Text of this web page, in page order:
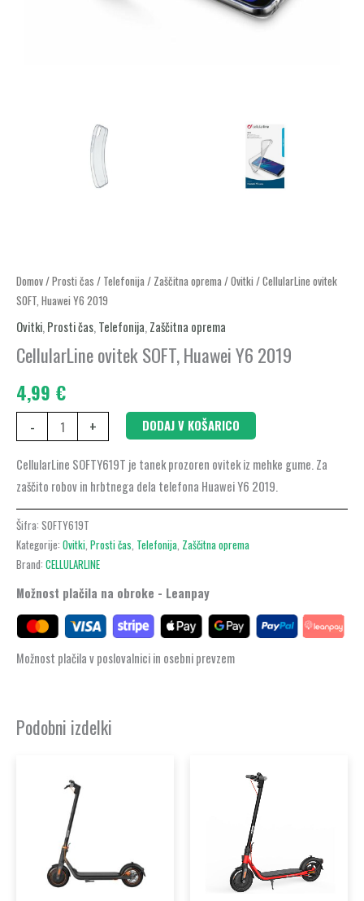
Domov/Prosti čas / Telefonija/ Zaščitna oprema/Ovitki / CellularLine ovitek
SOFT, Huawei Y6 2019
Ovitki, Prosti čas, Telefonija, Zaščitna oprema
CellularLine ovitek SOFT, Huawei Y6 2019
4,99 €
-
CellularLine
ovitek
SOFT,
Huawei
2019
količina
+ DODAJ V KOŠARICO
CellularLine SOFTY619T je tanek prozoren ovitek iz mehke gume. Za
zaščito robov in hrbtnega dela telefona Huawei Y6 2019.
Šifra: SOFTY619T
Kategorije: Ovitki Prosti čas Telefonija Zaščitna oprema
Brand: CELLULARLINE
Možnost plačila na obroke - Leanpay
Možnost plačila v poslovalnici in osebni prevzem
Podobni izdelki